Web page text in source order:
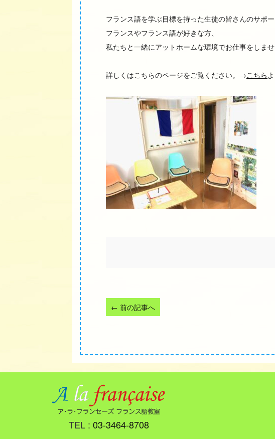
フランス語を学ぶ目標を持った生徒の皆さんのサポー
フランスやフランス語が好きな方、
私たちと一緒にアットホームな環境でお仕事をしま
詳しくはこちらのページをご覧ください。→こちら
← 前の記事へ
TEL : 03-3464-8708